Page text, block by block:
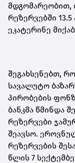
რეზერვებში
ეკატერინე
შეგახსენებთ,
სავალუტო
პირობების
ბანკმა წმინდა
რეზერვები
შეავსო.
რეზერვების
წლის 7